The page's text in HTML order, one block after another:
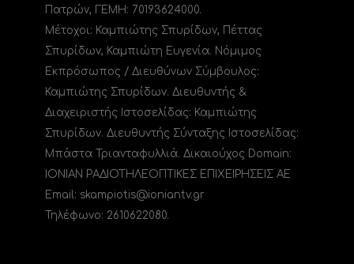
Πατρών, ΓΕΜΗ: 70193624000.
Μέτοχοι: Καμπιώτης Σπυρίδων, Πέττας
Σπυρίδων, Καμπιώτη Ευγενία. Νόμιμος
Εκπρόσωπος / Διευθύνων Σύμβουλος:
Καμπιώτης Σπυρίδων. Διευθυντής &
Διαχειριστής Ιστοσελίδας: Καμπιώτης
Σπυρίδων. Διευθυντής Σύνταξης Ιστοσελίδας:
Μπάστα Τριανταφυλλιά. Δικαιούχος Domain:
ΙΟΝΙΑΝ ΡΑΔΙΟΤΗΛΕΟΠΤΙΚΕΣ ΕΠΙΧΕΙΡΗΣΕΙΣ ΑΕ
Email: skampiotis@ioniantv.gr
Τηλέφωνο: 2610622080.